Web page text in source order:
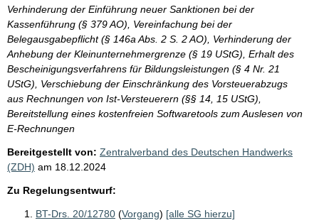
Verhinderung der Einführung neuer Sanktionen bei der
Kassenführung (§ 379 AO), Vereinfachung bei der
Belegausgabepflicht (§ 146a Abs. 2 S. 2 AO), Verhinderung der
Anhebung der Kleinunternehmergrenze (§ 19 UStG), Erhalt des
Bescheinigungsverfahrens für Bildungsleistungen (§ 4 Nr. 21
UStG), Verschiebung der Einschränkung des Vorsteuerabzugs
aus Rechnungen von Ist-Versteuerern (§§ 14, 15 UStG),
Bereitstellung eines kostenfreien Softwaretools zum Auslesen von
E-Rechnungen
Bereitgestellt von: Zentralverband des Deutschen Handwerks
(ZDH) am 18.12.2024
Zu Regelungsentwurf:
BT-Drs. 20/12780 (Vorgang) [alle SG hierzu]